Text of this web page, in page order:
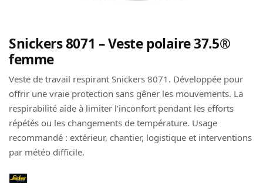
Snickers 8071 – Veste polaire 37.5®
femme
Veste de travail respirant Snickers 8071. Développée pour
offrir une vraie protection sans gêner les mouvements. La
respirabilité aide à limiter l’inconfort pendant les efforts
répétés ou les changements de température. Usage
recommandé : extérieur, chantier, logistique et interventions
par météo difficile.